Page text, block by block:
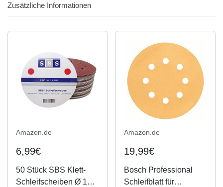
Zusätzliche Informationen
Amazon.de
6,99€
50 Stück SBS Klett-
Schleifscheiben Ø 125
Amazon.de
19,99€
Bosch Professional
Schleifblatt für